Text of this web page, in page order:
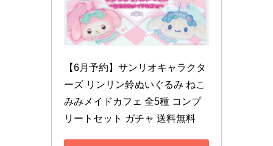
【6月予約】サンリオキャラクタ
ーズ リンリン鈴ぬいぐるみ ねこ
みみメイドカフェ 全5種 コンプ
リートセット ガチャ 送料無料